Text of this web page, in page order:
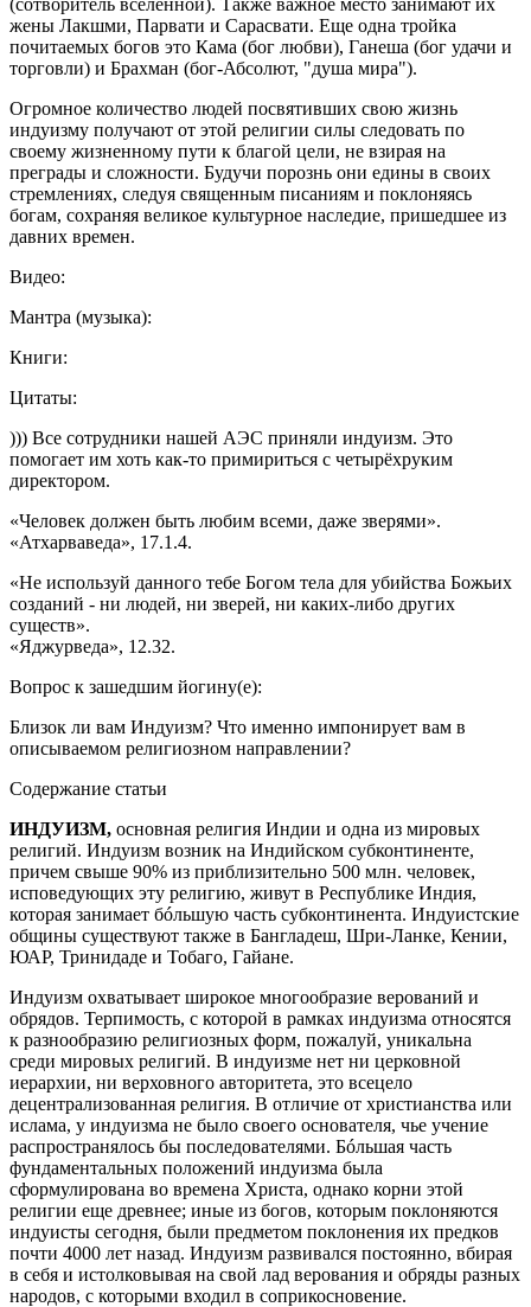
жены Лакшми, Парвати и Сарасвати. Еще одна тройка
почитаемых богов это Кама (бог любви), Ганеша (бог удачи и
торговли) и Брахман (бог-Абсолют, "душа мира").
Огромное количество людей посвятивших свою жизнь
индуизму получают от этой религии силы следовать по
своему жизненному пути к благой цели, не взирая на
преграды и сложности. Будучи порознь они едины в своих
стремлениях, следуя священным писаниям и поклоняясь
богам, сохраняя великое культурное наследие, пришедшее из
давних времен.
Видео:
Мантра (музыка):
Книги:
Цитаты:
))) Все сотрудники нашей АЭС приняли индуизм. Это
помогает им хоть как-то примириться с четырёхруким
директором.
«Человек должен быть любим всеми, даже зверями».
«Атхарваведа», 17.1.4.
«Не используй данного тебе Богом тела для убийства Божьих
созданий - ни людей, ни зверей, ни каких-либо других
существ».
«Яджурведа», 12.32.
Вопрос к зашедшим йогину(е):
Близок ли вам Индуизм? Что именно импонирует вам в
описываемом религиозном направлении?
Содержание статьи
ИНДУИЗМ, основная религия Индии и одна из мировых
религий. Индуизм возник на Индийском субконтиненте,
причем свыше 90% из приблизительно 500 млн. человек,
исповедующих эту религию, живут в Республике Индия,
которая занимает бóльшую часть субконтинента. Индуистские
общины существуют также в Бангладеш, Шри-Ланке, Кении,
ЮАР, Тринидаде и Тобаго, Гайане.
Индуизм охватывает широкое многообразие верований и
обрядов. Терпимость, с которой в рамках индуизма относятся
к разнообразию религиозных форм, пожалуй, уникальна
среди мировых религий. В индуизме нет ни церковной
иерархии, ни верховного авторитета, это всецело
децентрализованная религия. В отличие от христианства или
ислама, у индуизма не было своего основателя, чье учение
распространялось бы последователями. Бóльшая часть
фундаментальных положений индуизма была
сформулирована во времена Христа, однако корни этой
религии еще древнее; иные из богов, которым поклоняются
индуисты сегодня, были предметом поклонения их предков
почти 4000 лет назад. Индуизм развивался постоянно, вбирая
в себя и истолковывая на свой лад верования и обряды разных
народов, с которыми входил в соприкосновение.